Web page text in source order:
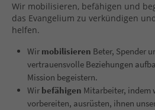
Wir mobilisieren, befähigen und
das Evangelium zu verkündigen
helfen.
Wir mobilisieren Beter, Spender
vertrauensvolle Beziehungen
Mission begeistern.
Wir befähigen Mitarbeiter, indem
vorbereiten, ausrüsten, ihnen